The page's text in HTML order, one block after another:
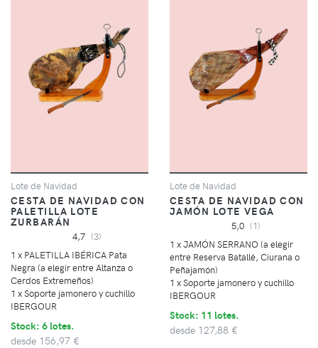
Lote de Navidad
CESTA DE NAVIDAD CON
PALETILLA LOTE
ZURBARÁN
4,7 (3)
1 x PALETILLA IBÉRICA Pata
Negra (a elegir entre Altanza o
Cerdos Extremeños)
1 x Soporte jamonero y cuchillo
IBERGOUR
Stock: 6 lotes.
desde 156,97 €
Lote de Navidad
CESTA DE NAVIDAD CON
JAMÓN LOTE VEGA
5,0 (1)
1 x JAMÓN SERRANO (a elegir
entre Reserva Batallé, Ciurana o
Peñajamón)
1 x Soporte jamonero y cuchillo
IBERGOUR
Stock: 11 lotes.
desde 127,88 €